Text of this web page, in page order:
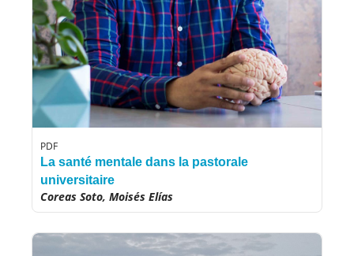
PDF
La santé mentale dans la pastorale
universitaire
Coreas Soto, Moisés Elías